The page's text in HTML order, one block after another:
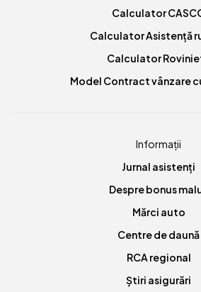
Calculator
Calculator Asistență
Calculator
Model Contract vânzare
Informații
Jurnal asistenți
Despre bonus
Mărci auto
Centre de daună
RCA regional
Știri asigurări